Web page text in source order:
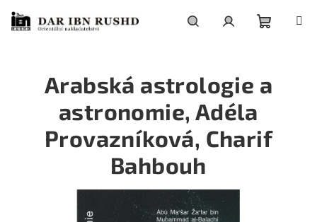
obsah
košík
Arabská astrologie a
astronomie, Adéla
Provazníková, Charif
Bahbouh